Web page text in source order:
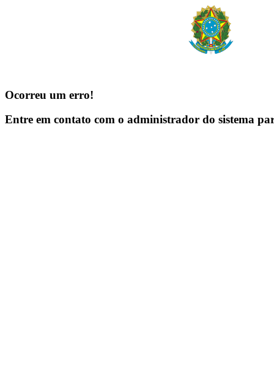
Ocorreu um erro!
Entre em contato com o administrador do sistema